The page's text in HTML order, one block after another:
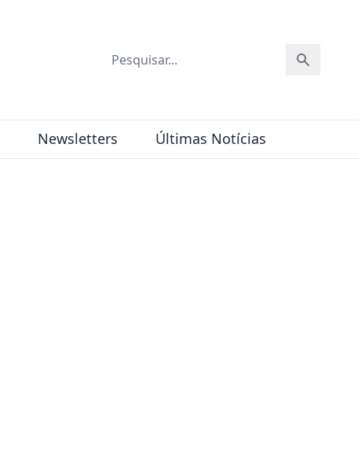
Newsletters Últimas Notícias